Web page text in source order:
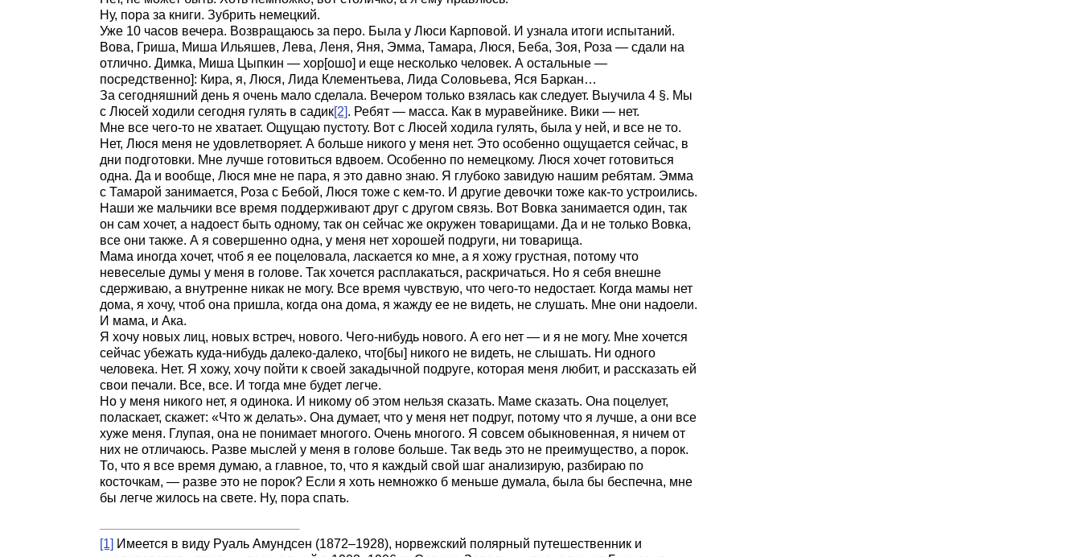
Ну, пора за книги. Зубрить немецкий.
Уже 10 часов вечера. Возвращаюсь за перо. Была у Люси Карповой. И узнала итоги испытаний.
Вова, Гриша, Миша Ильяшев, Лева, Леня, Яня, Эмма, Тамара, Люся, Беба, Зоя, Роза — сдали на
отлично. Димка, Миша Цыпкин — хор[ошо] и еще несколько человек. А остальные —
посредственно]: Кира, я, Люся, Лида Клементьева, Лида Соловьева, Яся Баркан…
За сегодняшний день я очень мало сделала. Вечером только взялась как следует. Выучила 4 §. Мы
с Люсей ходили сегодня гулять в садик[2]. Ребят — масса. Как в муравейнике. Вики — нет.
Мне все чего-то не хватает. Ощущаю пустоту. Вот с Люсей ходила гулять, была у ней, и все не то.
Нет, Люся меня не удовлетворяет. А больше никого у меня нет. Это особенно ощущается сейчас, в
дни подготовки. Мне лучше готовиться вдвоем. Особенно по немецкому. Люся хочет готовиться
одна. Да и вообще, Люся мне не пара, я это давно знаю. Я глубоко завидую нашим ребятам. Эмма
с Тамарой занимается, Роза с Бебой, Люся тоже с кем-то. И другие девочки тоже как-то устроились.
Наши же мальчики все время поддерживают друг с другом связь. Вот Вовка занимается один, так
он сам хочет, а надоест быть одному, так он сейчас же окружен товарищами. Да и не только Вовка,
все они также. А я совершенно одна, у меня нет хорошей подруги, ни товарища.
Мама иногда хочет, чтоб я ее поцеловала, ласкается ко мне, а я хожу грустная, потому что
невеселые думы у меня в голове. Так хочется расплакаться, раскричаться. Но я себя внешне
сдерживаю, а внутренне никак не могу. Все время чувствую, что чего-то недостает. Когда мамы нет
дома, я хочу, чтоб она пришла, когда она дома, я жажду ее не видеть, не слушать. Мне они надоели.
И мама, и Ака.
Я хочу новых лиц, новых встреч, нового. Чего-нибудь нового. А его нет — и я не могу. Мне хочется
сейчас убежать куда-нибудь далеко-далеко, что[бы] никого не видеть, не слышать. Ни одного
человека. Нет. Я хожу, хочу пойти к своей закадычной подруге, которая меня любит, и рассказать ей
свои печали. Все, все. И тогда мне будет легче.
Но у меня никого нет, я одинока. И никому об этом нельзя сказать. Маме сказать. Она поцелует,
поласкает, скажет: «Что ж делать». Она думает, что у меня нет подруг, потому что я лучше, а они все
хуже меня. Глупая, она не понимает многого. Очень многого. Я совсем обыкновенная, я ничем от
них не отличаюсь. Разве мыслей у меня в голове больше. Так ведь это не преимущество, а порок.
То, что я все время думаю, а главное, то, что я каждый свой шаг анализирую, разбираю по
косточкам, — разве это не порок? Если я хоть немножко б меньше думала, была бы беспечна, мне
бы легче жилось на свете. Ну, пора спать.
[1] Имеется в виду Руаль Амундсен (1872–1928), норвежский полярный путешественник и